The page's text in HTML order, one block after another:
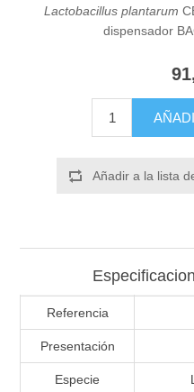
Lactobacillus plantarum
dispensador
Añadir a la lista
Referencia
Presentación
Especie